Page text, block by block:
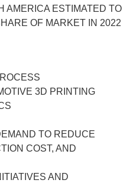
ESTIMATED TO
OF MARKET IN 2022
3D PRINTING
TO REDUCE
COST, AND
AND